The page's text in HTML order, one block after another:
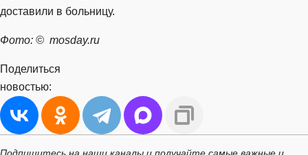
доставили в больницу.
Фото: © mosday.ru
Поделиться
новостью:
Подпишитесь на наши каналы и получайте самые важные и